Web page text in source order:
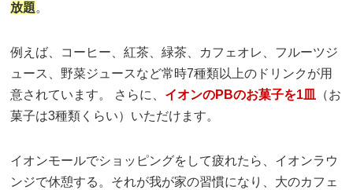
放題。
例えば、コーヒー、紅茶、緑茶、カフェオレ、フルーツジ
ュース、野菜ジュースなど常時7種類以上のドリンクが用
意されています。 さらに、 イオンのPBのお菓子を1皿
（お
菓子は3種類くらい）いただけます。
イオンモールでショッピングをして疲れたら、イオンラウ
ンジで休憩する。それが我が家の習慣になり、大のカフェ